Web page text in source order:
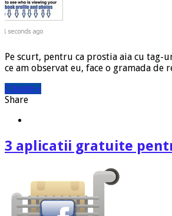
Pe scurt, pentru ca prostia aia cu tag-
ce am observat eu, face o gramada
Citeste »
Share
3 aplicatii gratuite